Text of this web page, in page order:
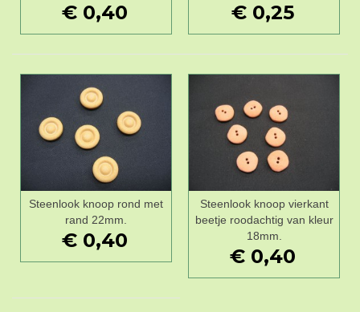
€ 0,40 € 0,25
Steenlook knoop rond met
rand 22mm.
€ 0,40
Steenlook knoop vierkant
beetje roodachtig van kleur
18mm.
€ 0,40